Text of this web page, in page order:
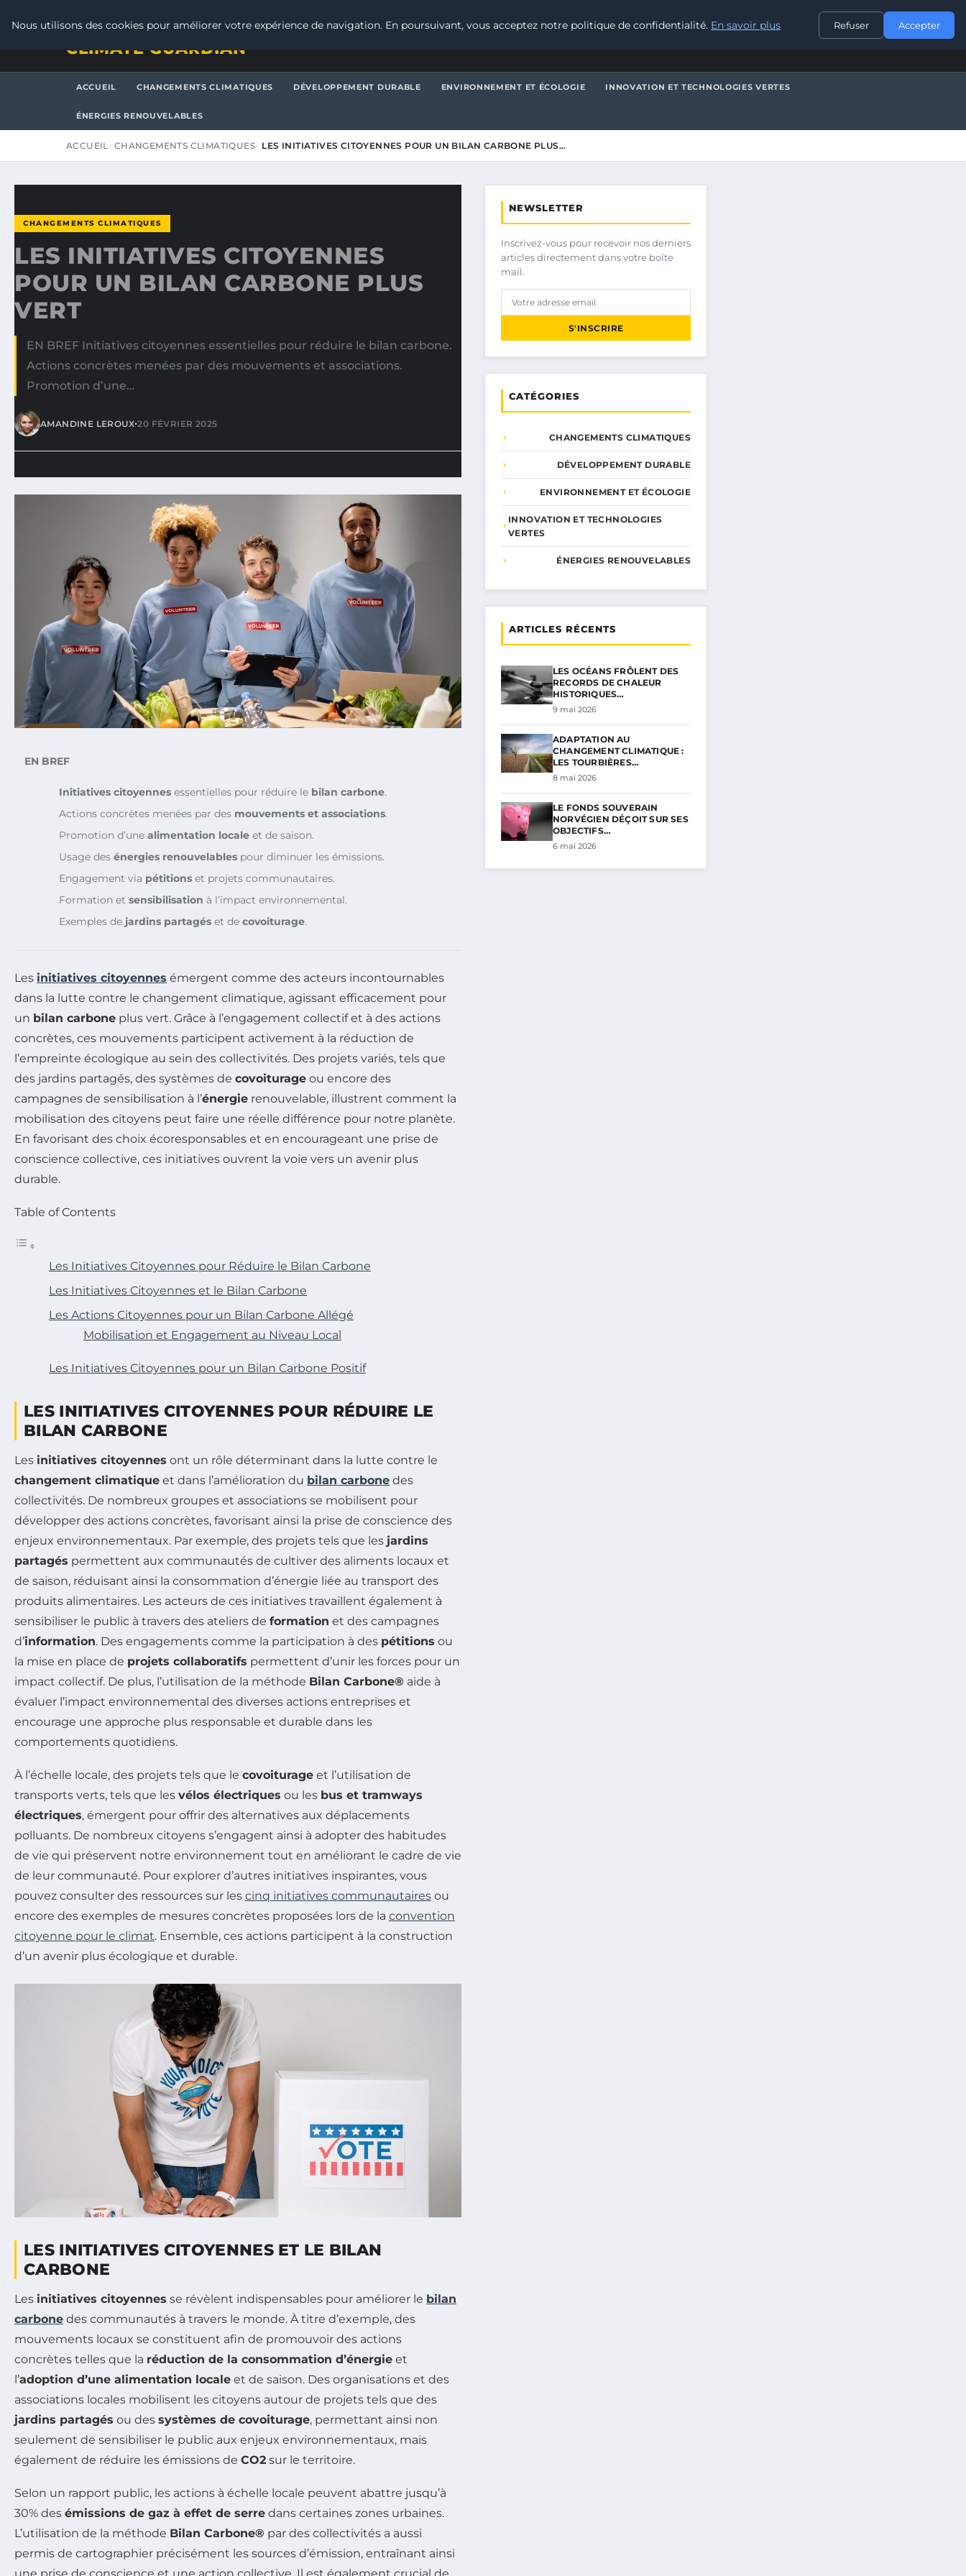
CONTACT
CLIMATE GUARDIAN
ACCUEIL CHANGEMENTS CLIMATIQUES DÉVELOPPEMENT DURABLE ENVIRONNEMENT ET ÉCOLOGIE INNOVATION ET TECHNOLOGIES VERTES
ÉNERGIES RENOUVELABLES
ACCUEIL CHANGEMENTS CLIMATIQUES LES INITIATIVES CITOYENNES POUR UN BILAN CARBONE PLUS…
CHANGEMENTS CLIMATIQUES
LES INITIATIVES CITOYENNES
POUR UN BILAN CARBONE PLUS
VERT
EN BREF Initiatives citoyennes essentielles pour réduire le bilan carbone.
Actions concrètes menées par des mouvements et associations.
Promotion d’une…
AMANDINE LEROUX•20 FÉVRIER 2025
EN BREF
Initiatives citoyennes essentielles pour réduire le bilan carbone.
Actions concrètes menées par des mouvements et associations.
Promotion d’une alimentation locale et de saison.
Usage des énergies renouvelables pour diminuer les émissions.
Engagement via pétitions et projets communautaires.
Formation et sensibilisation à l’impact environnemental.
Exemples de jardins partagés et de covoiturage.
Les initiatives citoyennes émergent comme des acteurs incontournables
dans la lutte contre le changement climatique, agissant efficacement pour
un bilan carbone plus vert. Grâce à l’engagement collectif et à des actions
concrètes, ces mouvements participent activement à la réduction de
l’empreinte écologique au sein des collectivités. Des projets variés, tels que
des jardins partagés, des systèmes de covoiturage ou encore des
campagnes de sensibilisation à l’énergie renouvelable, illustrent comment la
mobilisation des citoyens peut faire une réelle différence pour notre planète.
En favorisant des choix écoresponsables et en encourageant une prise de
conscience collective, ces initiatives ouvrent la voie vers un avenir plus
durable.
Table of Contents
Les Initiatives Citoyennes pour Réduire le Bilan Carbone
Les Initiatives Citoyennes et le Bilan Carbone
Les Actions Citoyennes pour un Bilan Carbone Allégé
Mobilisation et Engagement au Niveau Local
Les Initiatives Citoyennes pour un Bilan Carbone Positif
LES INITIATIVES CITOYENNES POUR RÉDUIRE LE
BILAN CARBONE
Les initiatives citoyennes ont un rôle déterminant dans la lutte contre le
changement climatique et dans l’amélioration du bilan carbone des
collectivités. De nombreux groupes et associations se mobilisent pour
développer des actions concrètes, favorisant ainsi la prise de conscience des
enjeux environnementaux. Par exemple, des projets tels que les jardins
partagés permettent aux communautés de cultiver des aliments locaux et
de saison, réduisant ainsi la consommation d’énergie liée au transport des
produits alimentaires. Les acteurs de ces initiatives travaillent également à
sensibiliser le public à travers des ateliers de formation et des campagnes
d’information. Des engagements comme la participation à des pétitions ou
la mise en place de projets collaboratifs permettent d’unir les forces pour un
impact collectif. De plus, l’utilisation de la méthode Bilan Carbone® aide à
évaluer l’impact environnemental des diverses actions entreprises et
encourage une approche plus responsable et durable dans les
comportements quotidiens.
À l’échelle locale, des projets tels que le covoiturage et l’utilisation de
transports verts, tels que les vélos électriques ou les bus et tramways
électriques, émergent pour offrir des alternatives aux déplacements
polluants. De nombreux citoyens s’engagent ainsi à adopter des habitudes
de vie qui préservent notre environnement tout en améliorant le cadre de vie
de leur communauté. Pour explorer d’autres initiatives inspirantes, vous
pouvez consulter des ressources sur les cinq initiatives communautaires ou
encore des exemples de mesures concrètes proposées lors de la convention
citoyenne pour le climat. Ensemble, ces actions participent à la construction
d’un avenir plus écologique et durable.
LES INITIATIVES CITOYENNES ET LE BILAN
CARBONE
Les initiatives citoyennes se révèlent indispensables pour améliorer le bilan
carbone des communautés à travers le monde. À titre d’exemple, des
mouvements locaux se constituent afin de promouvoir des actions
concrètes telles que la réduction de la consommation d’énergie et
l’adoption d’une alimentation locale et de saison. Des organisations et des
associations locales mobilisent les citoyens autour de projets tels que des
jardins partagés ou des systèmes de covoiturage, permettant ainsi non
seulement de sensibiliser le public aux enjeux environnementaux, mais
également de réduire les émissions de CO2 sur le territoire.
Selon un rapport public, les actions à échelle locale peuvent abattre jusqu’à
30% des émissions de gaz à effet de serre dans certaines zones urbaines.
L’utilisation de la méthode Bilan Carbone® par des collectivités a aussi
permis de cartographier précisément les sources d’émission, entraînant ainsi
NEWSLETTER
Inscrivez-vous pour recevoir nos derniers
articles directement dans votre boîte
mail.
S'INSCRIRE
CATÉGORIES
CHANGEMENTS CLIMATIQUES
DÉVELOPPEMENT DURABLE
ENVIRONNEMENT ET ÉCOLOGIE
INNOVATION ET TECHNOLOGIES
VERTES
ÉNERGIES RENOUVELABLES
ARTICLES RÉCENTS
LES OCÉANS FRÔLENT DES
RECORDS DE CHALEUR
HISTORIQUES…
9 mai 2026
ADAPTATION AU
CHANGEMENT CLIMATIQUE :
LES TOURBIÈRES…
8 mai 2026
LE FONDS SOUVERAIN
NORVÉGIEN DÉÇOIT SUR SES
OBJECTIFS…
6 mai 2026
Nous utilisons des cookies pour améliorer votre expérience de navigation. En poursuivant, vous acceptez notre politique de confidentialité. En savoir plus Refuser Accepter